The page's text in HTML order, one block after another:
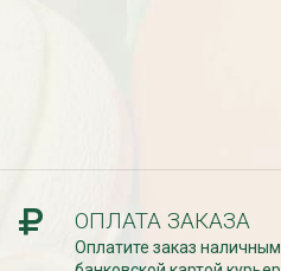
ОПЛАТА ЗАКАЗА
Оплатите заказ